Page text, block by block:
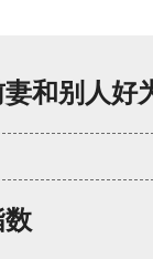
和别人好
数